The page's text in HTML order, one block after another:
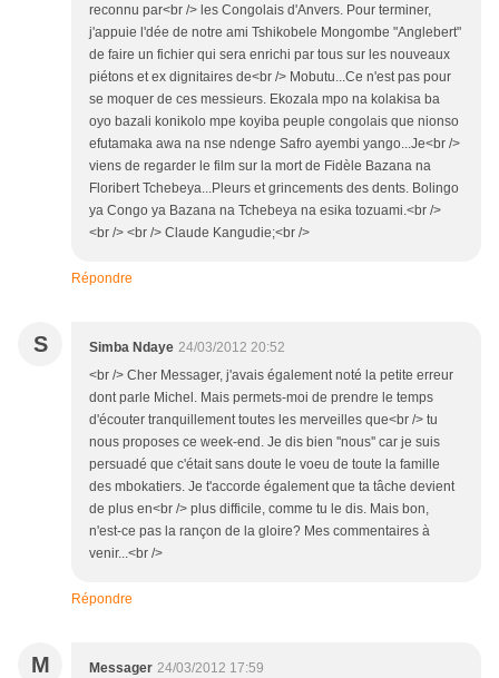
reconnu par<br /> les Congolais d'Anvers. Pour terminer,
j'appuie l'dée de notre ami Tshikobele Mongombe "Anglebert"
de faire un fichier qui sera enrichi par tous sur les nouveaux
piétons et ex dignitaires de<br /> Mobutu...Ce n'est pas pour
se moquer de ces messieurs. Ekozala mpo na kolakisa ba
oyo bazali konikolo mpe koyiba peuple congolais que nionso
efutamaka awa na nse ndenge Safro ayembi yango...Je<br />
viens de regarder le film sur la mort de Fidèle Bazana na
Floribert Tchebeya...Pleurs et grincements des dents. Bolingo
ya Congo ya Bazana na Tchebeya na esika tozuami.<br />
<br /> <br /> Claude Kangudie;<br />
Répondre
S Simba Ndaye 24/03/2012 20:52
<br /> Cher Messager, j'avais également noté la petite erreur
dont parle Michel. Mais permets-moi de prendre le temps
d'écouter tranquillement toutes les merveilles que<br /> tu
nous proposes ce week-end. Je dis bien ''nous'' car je suis
persuadé que c'était sans doute le voeu de toute la famille
des mbokatiers. Je t'accorde également que ta tâche devient
de plus en<br /> plus difficile, comme tu le dis. Mais bon,
n'est-ce pas la rançon de la gloire? Mes commentaires à
venir...<br />
Répondre
M Messager 24/03/2012 17:59